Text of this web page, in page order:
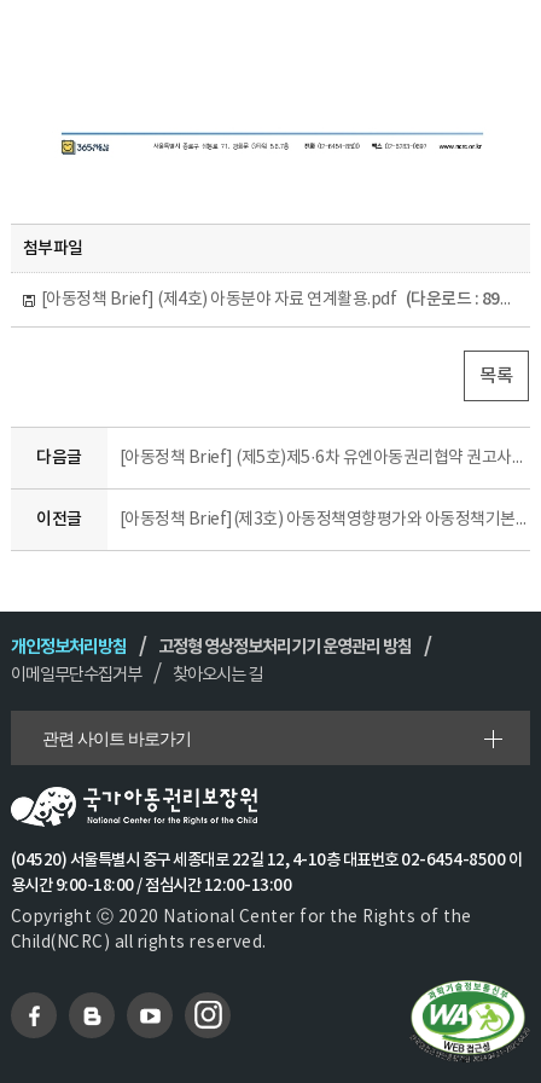
첨부파일
[아동정책 Brief] (제4호) 아동분야 자료 연계활용.pdf (다운로드 : 893회)
목록
다음글 [아동정책 Brief] (제5호)제5·6차 유엔아동권리협약 권고사항 이행사항 분석연구를 아동버전으로 소개할게요.
이전글 [아동정책 Brief](제3호) 아동정책영향평가와 아동정책기본계획 연계・통합 방안
개인정보처리방침
고정형 영상정보처리기기 운영관리 방침
이메일무단수집거부
찾아오시는 길
관련 사이트 바로가기
(04520) 서울특별시 중구 세종대로 22길 12, 4-10층 대표번호 02-6454-8500 이
용시간 9:00-18:00 / 점심시간 12:00-13:00
Copyright ⓒ 2020 National Center for the Rights of the
Child(NCRC) all rights reserved.